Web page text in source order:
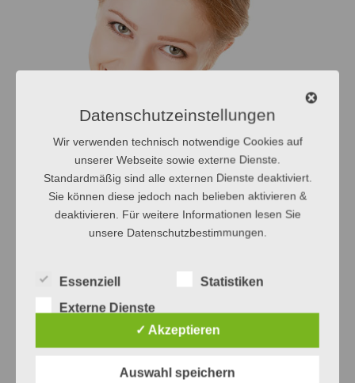
Die richtige Ernährung spielt eine große Rolle für
gesunde Zähne. Neben Zucker gibt es viele weitere
Sprechen Sie uns an!
Schwangerenprophylaxe
Datenschutzeinstellungen
Wir verwenden technisch notwendige Cookies auf
unserer Webseite sowie externe Dienste.
Standardmäßig sind alle externen Dienste deaktiviert.
Sie können diese jedoch nach belieben aktivieren &
deaktivieren. Für weitere Informationen lesen Sie
unsere Datenschutzbestimmungen.
Essenziell
Statistiken
Externe Dienste
✓ Akzeptieren
Auswahl speichern